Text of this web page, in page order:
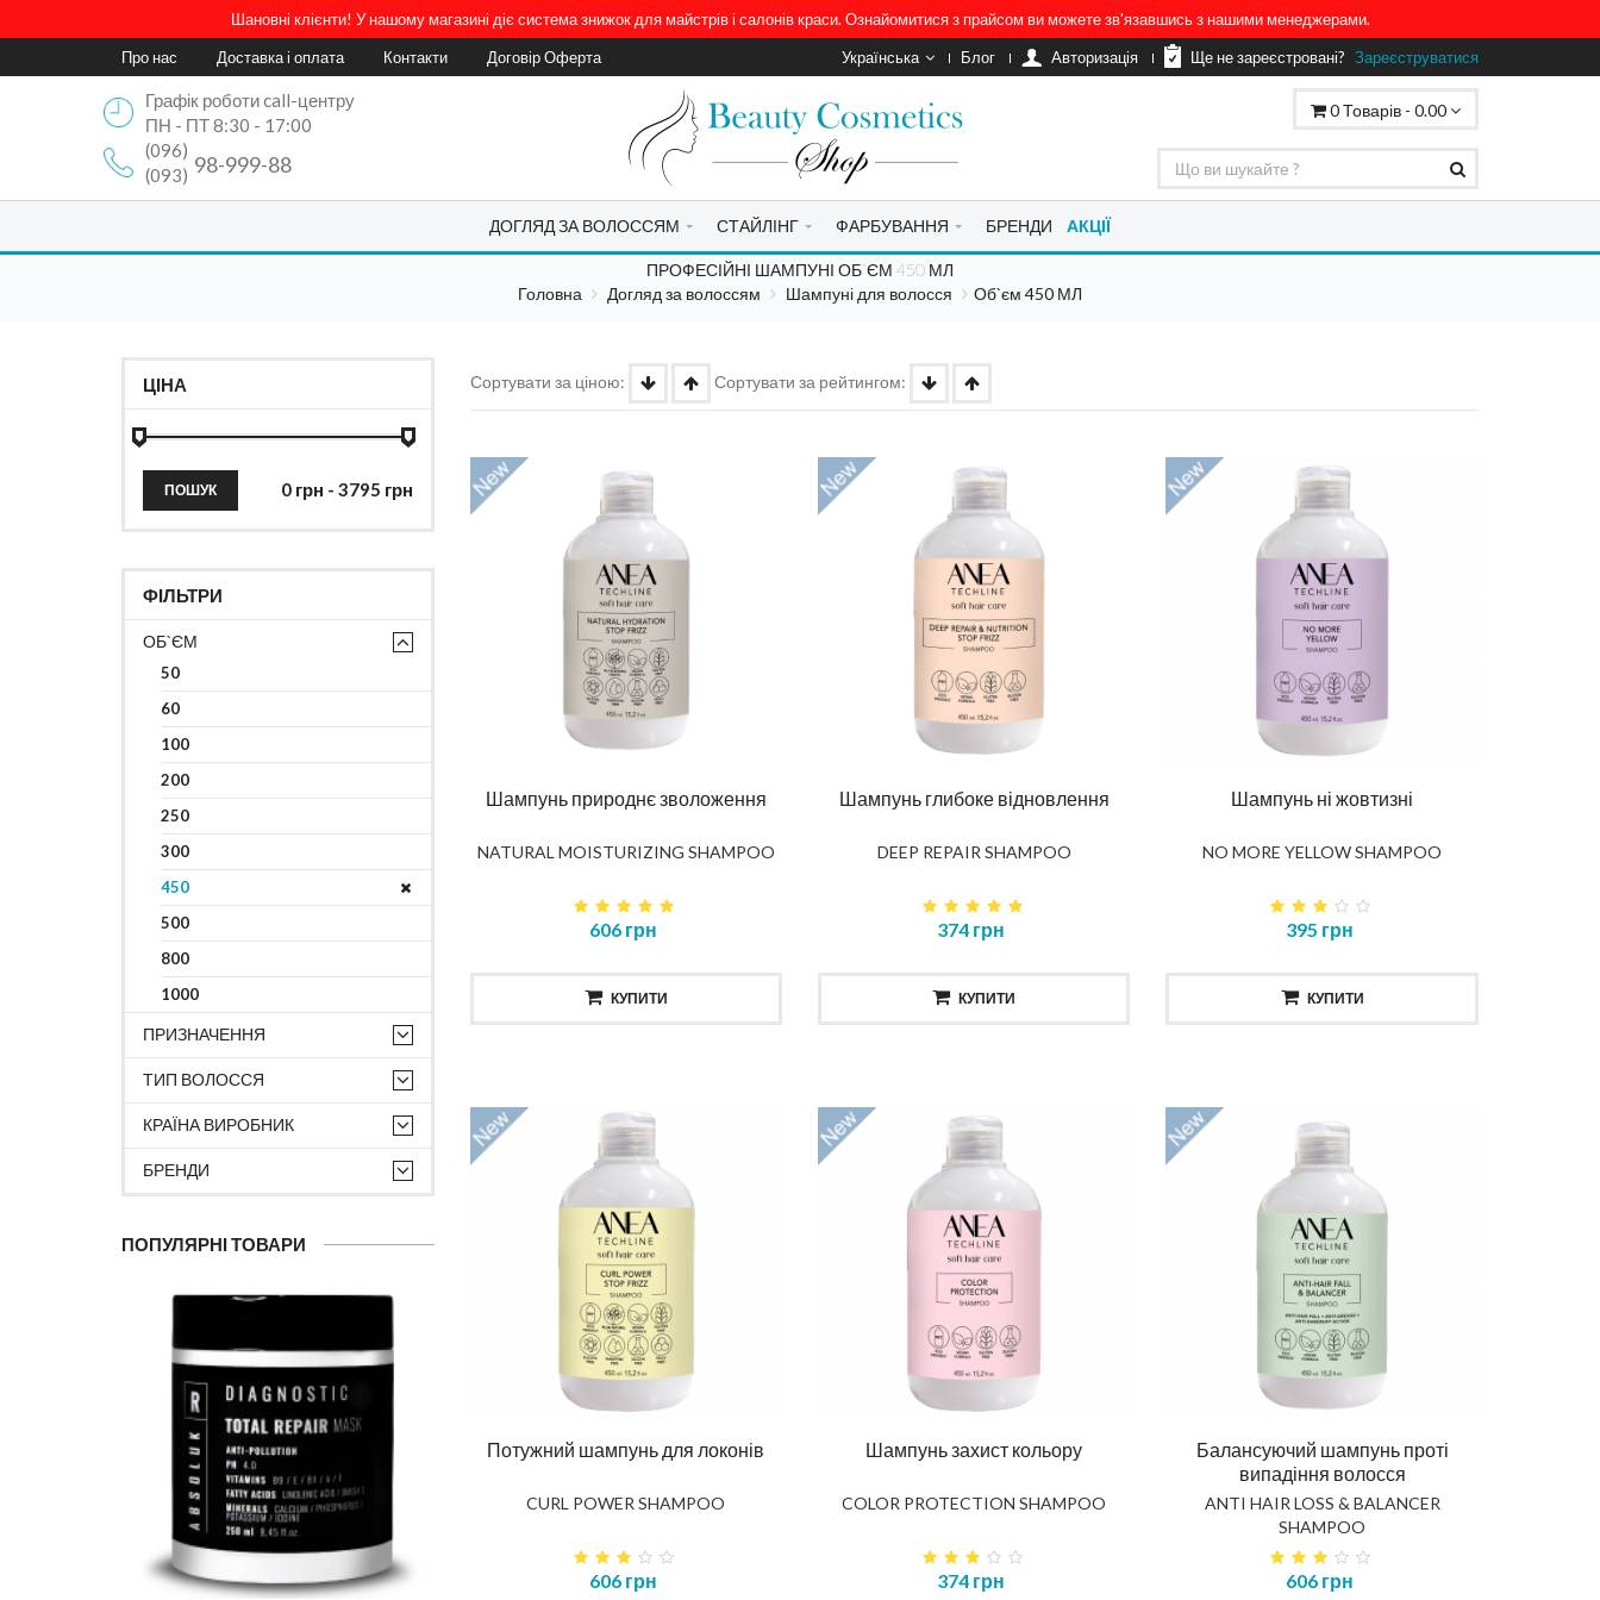
Шановні клієнти! У нашому магазині діє система знижок для майстрів і салонів краси. Ознайомитися з прайсом ви можете зв'язавшись з нашими менеджерами.
Про нас
Доставка і оплата Контакти Договір Оферта Українська Блог Aвторизація Ще не зареєстровані? Зареєструватися
Графік роботи call-центру
ПН - ПТ 8:30 - 17:00
(096)
98-999-88
(093)
0Товарів - 0.00
ДОГЛЯД ЗА ВОЛОССЯМ СТАЙЛІНГ ФАРБУВАННЯ БРЕНДИ АКЦІЇ
ПРОФЕСІЙНІ ШАМПУНІ ОБ`ЄМ 450 МЛ
Головна
Догляд за волоссям Шампуні для волосся Об`єм 450 МЛ
ЦІНА
ПОШУК
ФІЛЬТРИ
ОБ`ЄМ
50
60
100
200
250
300
450
500
800
1000
ПРИЗНАЧЕННЯ
ТИП ВОЛОССЯ
КРАЇНА ВИРОБНИК
БРЕНДИ
ПОПУЛЯРНІ ТОВАРИ
Сортувати за ціною: Сортувати за рейтингом:
Шампунь природнє зволоження
NATURAL MOISTURIZING SHAMPOO
606 грн
КУПИТИ
Шампунь глибоке відновлення
DEEP REPAIR SHAMPOO
374 грн
КУПИТИ
Шампунь ні жовтизні
NO MORE YELLOW SHAMPOO
395 грн
КУПИТИ
Потужний шампунь для локонів
CURL POWER SHAMPOO
606 грн
Шампунь захист кольору
COLOR PROTECTION SHAMPOO
374 грн
Балансуючий шампунь проті
випадіння волосся
ANTI HAIR LOSS & BALANCER
SHAMPOO
606 грн